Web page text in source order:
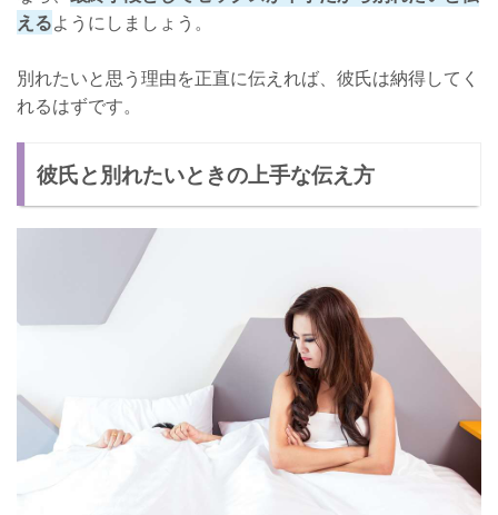
えるようにしましょう。
別れたいと思う理由を正直に伝えれば、彼氏は納得してく
れるはずです。
彼氏と別れたいときの上手な伝え方